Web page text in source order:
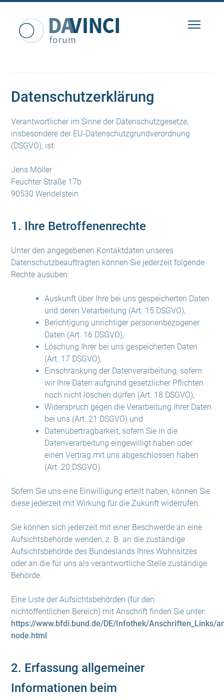
Datenschutzerklärung
Verantwortlicher im Sinne der Datenschutzgesetze,
insbesondere der EU-Datenschutzgrundverordnung
(DSGVO), ist:
Jens Möller
Feuchter Straße 17b
90530 Wendelstein
1. Ihre Betroffenenrechte
Unter den angegebenen Kontaktdaten unseres
Datenschutzbeauftragten können Sie jederzeit folgende
Rechte ausüben:
Auskunft über Ihre bei uns gespeicherten Daten
und deren Verarbeitung (Art. 15 DSGVO),
Berichtigung unrichtiger personenbezogener
Daten (Art. 16 DSGVO),
Löschung Ihrer bei uns gespeicherten Daten
(Art. 17 DSGVO),
Einschränkung der Datenverarbeitung, sofern
wir Ihre Daten aufgrund gesetzlicher Pflichten
noch nicht löschen dürfen (Art. 18 DSGVO),
Widerspruch gegen die Verarbeitung Ihrer Daten
bei uns (Art. 21 DSGVO) und
Datenübertragbarkeit, sofern Sie in die
Datenverarbeitung eingewilligt haben oder
einen Vertrag mit uns abgeschlossen haben
(Art. 20 DSGVO).
Sofern Sie uns eine Einwilligung erteilt haben, können Sie
diese jederzeit mit Wirkung für die Zukunft widerrufen.
Sie können sich jederzeit mit einer Beschwerde an eine
Aufsichtsbehörde wenden, z. B. an die zuständige
Aufsichtsbehörde des Bundeslands Ihres Wohnsitzes
oder an die für uns als verantwortliche Stelle zuständige
Behörde.
Eine Liste der Aufsichtsbehörden (für den
nichtöffentlichen Bereich) mit Anschrift finden Sie unter:
https://www.bfdi.bund.de/DE/Infothek/Anschriften_Links/
node.html.
2. Erfassung allgemeiner
Informationen beim